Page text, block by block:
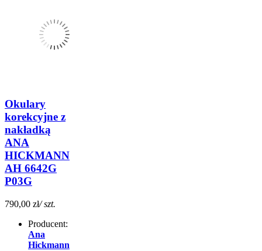
Okulary
korekcyjne z
nakładką
ANA
HICKMANN
AH 6642G
P03G
790,00 zł/ szt.
Producent:
Ana
Hickmann